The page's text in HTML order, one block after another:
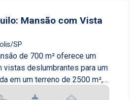
Mansão com Vista
SP
de 700 m² oferece um
vistas deslumbrantes para um
em um terreno de 2500 m², a